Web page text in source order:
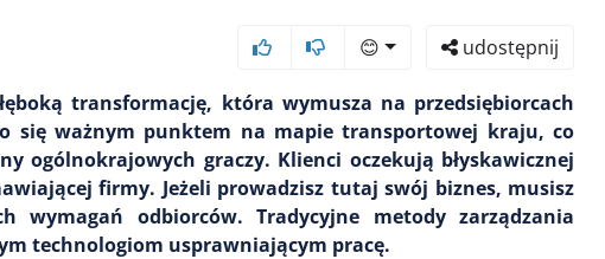
😊 udostępnij
transformację, która wymusza na przedsiębiorcach
się ważnym punktem na mapie transportowej kraju, co
ogólnokrajowych graczy. Klienci oczekują błyskawicznej
firmy. Jeżeli prowadzisz tutaj swój biznes, musisz
wymagań odbiorców. Tradycyjne metody zarządzania
technologiom usprawniającym pracę.